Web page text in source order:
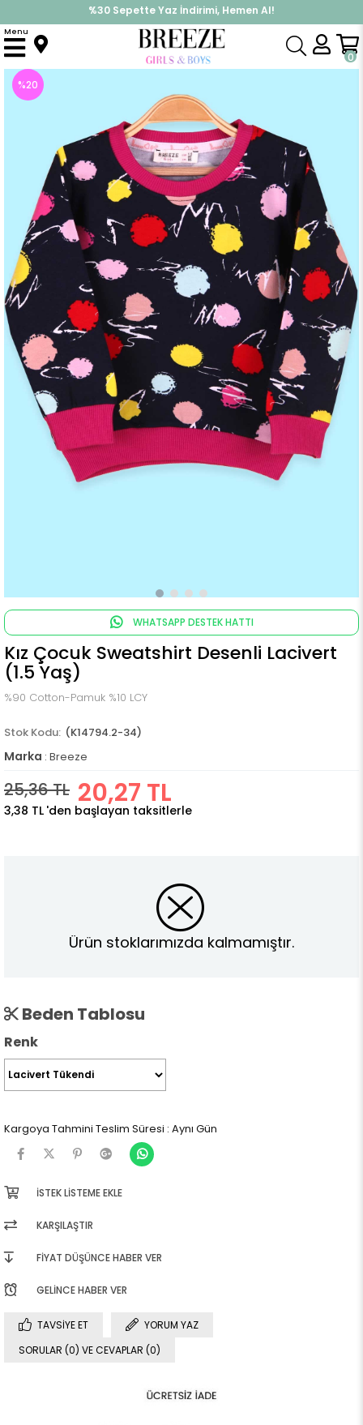
%30 Sepette Yaz İndirimi, Hemen Al!
İndirimlere ek %10 İndirimi Kap, Hemen Üye Ol!
0
Menu
Anasayfa Üst Giyim Sweatshirt Kız Çocuk Sweatshirt Desenli Lacivert (1.5 Yaş)
%20
WHATSAPP DESTEK HATTI
Kız Çocuk Sweatshirt Desenli Lacivert
(1.5 Yaş)
%90 Cotton-Pamuk %10 LCY
(K14794.2-34)
Marka : Breeze
25,36 TL 20,27 TL
3,38 TL 'den başlayan taksitlerle
Ürün stoklarımızda kalmamıştır.
Beden Tablosu
Renk
Kargoya Tahmini Teslim Süresi : Aynı Gün
İSTEK LISTEME EKLE
KARŞILAŞTIR
FIYAT DÜŞÜNCE HABER VER
GELINCE HABER VER
TAVSIYE ET
YORUM YAZ
SORULAR (0) VE CEVAPLAR (0)